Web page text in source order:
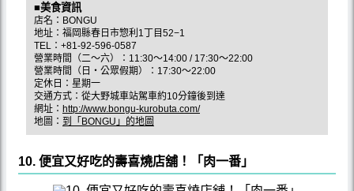
■美食資訊
店名：BONGU
地址：福岡縣春日市惣利1丁目52−1
TEL：+81-92-596-0587
營業時間（二～六）：11:30～14:00 / 17:30～22:00
營業時間（日・公眾假期）：17:30～22:00
定休日：星期一
交通方式：從大野城車站駕車約10分鐘後到達
網址： http://www.bongu-kurobuta.com/
地圖： 到「BONGU」的地圖
10. 便宜又好吃的壽喜燒店舖！「肉一番」